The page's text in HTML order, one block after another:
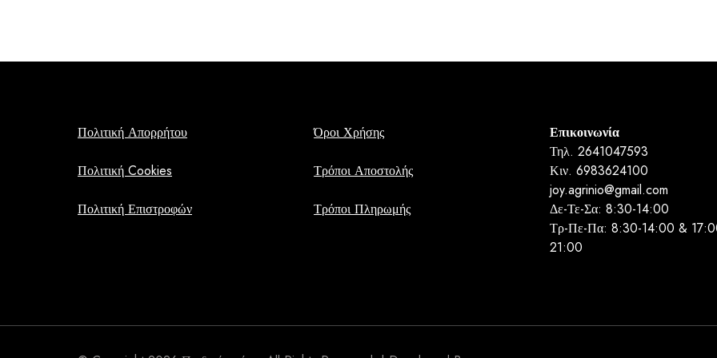
Πολιτική Απορρήτου
Πολιτική Cookies
Πολιτική Επιστροφών
Όροι Χρήσης
Τρόποι Αποστολής
Τρόποι Πληρωμής
Επικοινωνία
Τηλ. 2641047593
Κιν. 6983624100
joy.agrinio@gmail.com
Δε-Τε-Σα: 8:30-14:00
Τρ-Πε-Πα: 8:30-14:00 &
21:00